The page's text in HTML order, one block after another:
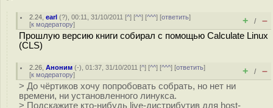
2.24 ,earl (?), 00:11, 31/10/2011 [^] [^^] [^^^] [ответить]
[к модератору] + / –
Прошлую версию книги собирал с помощью Calculate Linux
(CLS)
2.26 ,Аноним (-), 01:37, 31/10/2011 [^] [^^] [^^^] [ответить]
[к модератору] + / –
> До чёртиков хочу попробовать собрать, но нет ни
времени, ни установленного линукса.
> Подскажите кто-нибудь live-дистрибутив для host-